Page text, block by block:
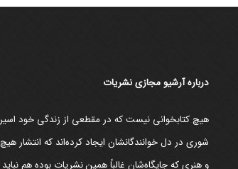
دربارۀ آرشیو مجازی نشریات
هیچ کتابخوانی نیست که در مقطعی از زندگی خود اسیر
شوری در دل خوانندگانشان ایجاد کرده‌اند که
و هنری که جایگاه‌شان غالباً همین نشریات بوده هم